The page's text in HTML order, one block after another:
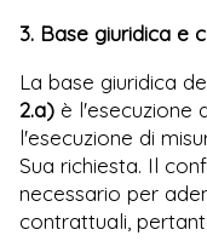
3. Base giuridica e
La base giuridica
2.a) è l'esecuzione
l'esecuzione di
Sua richiesta. Il
necessario per
contrattuali,